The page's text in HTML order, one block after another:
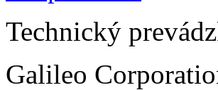
Technický
Galileo